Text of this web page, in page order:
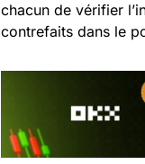
chacun de vérifier
contrefaits dans le